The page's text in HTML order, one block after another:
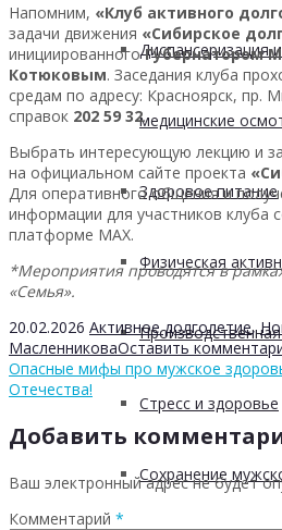
Диспансеризация
медицинские
Здоровое питание
Физическая
Стресс и здоровье
Сохранение
Напомним, «Клуб активного
задачи движения «Сибирское
инициированногоГубернатором
Котюковым. Заседания клуба
средам по адресу: Красноярск, пр.
справок 202 59 32.
Выбрать интересующую лекцию и
на официальном сайте проекта
Для оперативного общения и
информации для участников клуба
платформе МАХ.
*Мероприятия проводятся в
«Семья».
20.02.2026 Активное долголетие,
МасленниковаОставить
Опасные мифы про мужское
Отечества!
Добавить
Ваш электронный адрес не будет
Комментарий *